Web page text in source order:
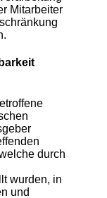
Mitarbeiter
durch
wurden, in
und